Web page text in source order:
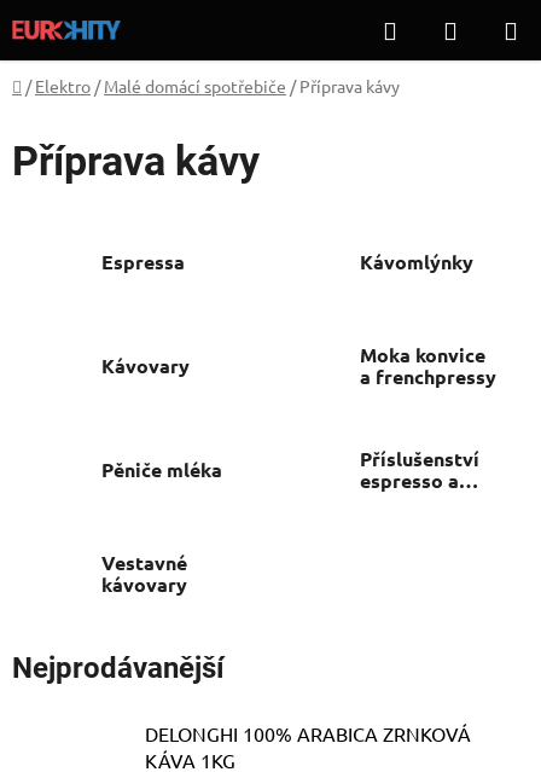
na
obsah
Hledat
KOŠÍK
Domů
/ Elektro / Malé domácí spotřebiče / Příprava kávy
Příprava kávy
Espressa Kávomlýnky
Kávovary
Moka konvice
a frenchpressy
Pěniče mléka
Příslušenství
espresso a
Vestavné
kávovary
Nejprodávanější
DELONGHI 100% ARABICA ZRNKOVÁ
KÁVA 1KG